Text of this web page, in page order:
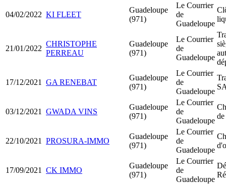
04/02/2022 KI FLEET
Guadeloupe
(971)
Le Courrier
de
Guadeloupe
21/01/2022
CHRISTOPHE
PERREAU
Guadeloupe
(971)
Le Courrier
de
Guadeloupe
17/12/2021 GA RENEBAT
Guadeloupe
(971)
Le Courrier
de
Guadeloupe
03/12/2021 GWADA VINS
Guadeloupe
(971)
Le Courrier
de
Guadeloupe
22/10/2021 PROSURA-IMMO
Guadeloupe
(971)
Le Courrier
de
Guadeloupe
17/09/2021 CK IMMO
Guadeloupe
(971)
Le Courrier
de
Guadeloupe